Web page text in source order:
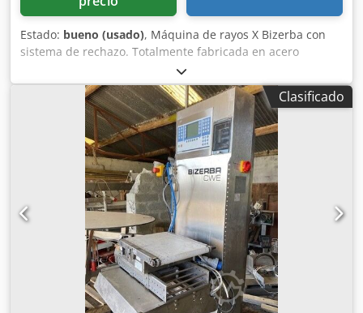
Estado: bueno (usado), Máquina de rayos X Bizerba con
sistema de rechazo. Totalmente fabricada en acero
inoxidable. Pruebas realizadas con cuerpos de prueba
certificados: metales no ferrosos, acero inoxidable y
metales ferrosos. La unidad dispone opcionalmente de
monitor Gamma Red Eye G20-10. En uso diario.
Dkjdpoyivgqefx Ahljr
Clasificado